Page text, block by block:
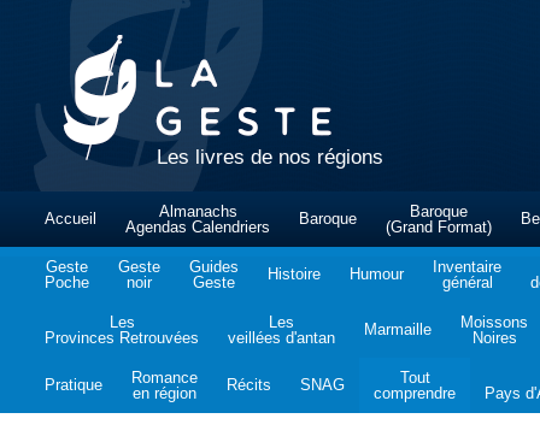
Les livres de nos régions
Accueil
Almanachs
Agendas Calendriers
Baroque
Baroque
(Grand Format)
Geste
Poche
Geste
noir
Guides
Geste
Histoire Humour
Inventaire
général
Les
Provinces Retrouvées
Les
veillées d'antan
Marmaille
Moissons
Noires
Pratique
Romance
en région
Récits SNAG
Tout
comprendre
Pays